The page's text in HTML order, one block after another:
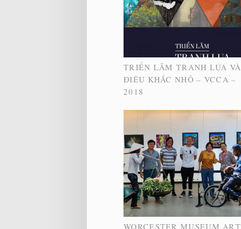
TRIỂN LÃM TRANH LỤA VÀ
ĐIÊU KHẮC NHỎ – VCCA –
2018
WORCESTER MUSEUM ART